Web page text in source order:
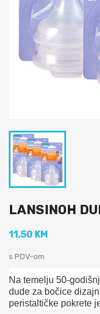
LANSINOH
11,50 KM
s PDV-om
Na temelju 50-
dude za bočice
peristaltičke pokrete